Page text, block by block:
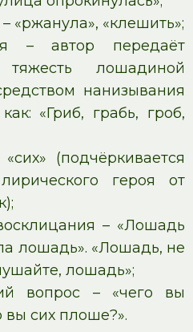
«ржанула», «клешить»;
– автор передаёт
тяжесть лошадиной
нанизывания
«Гриб, грабь, гроб,
(подчёркивается
героя от
– «Лошадь
лошадь». «Лошадь, не
лошадь»;
вопрос – «чего вы
вы сих плоше?».